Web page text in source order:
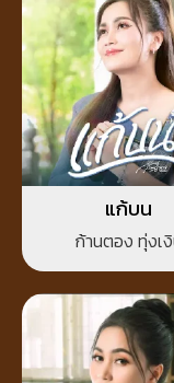
แก้บน
ก้านตอง ทุ่งเ